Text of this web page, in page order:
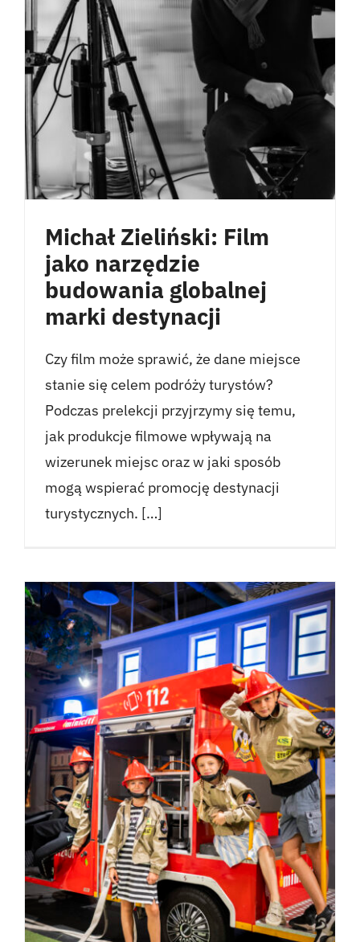
Michał Zieliński: Film
jako narzędzie
budowania globalnej
marki destynacji
Czy film może sprawić, że dane miejsce
stanie się celem podróży turystów?
Podczas prelekcji przyjrzymy się temu,
jak produkcje filmowe wpływają na
wizerunek miejsc oraz w jaki sposób
mogą wspierać promocję destynacji
turystycznych. […]